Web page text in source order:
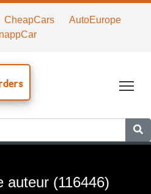
CheapCars
AutoEurope
auteur (116446)